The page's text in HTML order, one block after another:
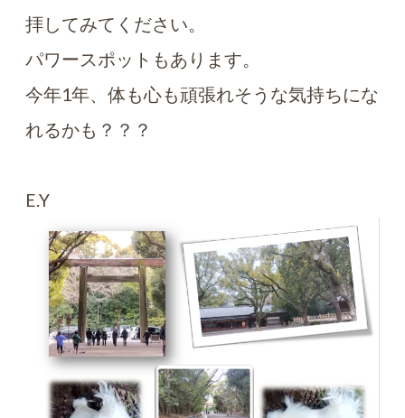
拝してみてください。
パワースポットもあります。
今年1年、体も心も頑張れそうな気持ちにな
れるかも？？？
E.Y